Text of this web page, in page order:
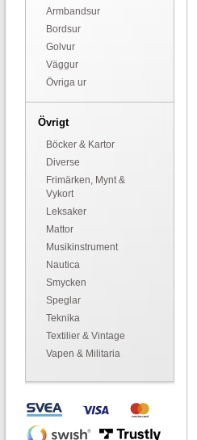
Armbandsur
Bordsur
Golvur
Väggur
Övriga ur
Övrigt
Böcker & Kartor
Diverse
Frimärken, Mynt &
Vykort
Leksaker
Mattor
Musikinstrument
Nautica
Smycken
Speglar
Teknika
Textilier & Vintage
Vapen & Militaria